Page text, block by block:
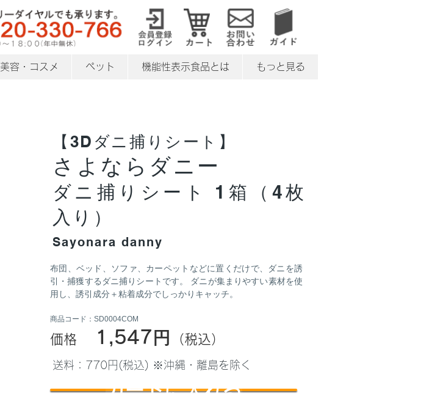
美容・コスメ ペット 機能性表示食品とは もっと見る
【3Dダニ捕りシート】
さよならダニー
ダニ捕りシート 1箱（4枚
入り）
Sayonara danny
布団、ベッド、ソファ、カーペットなどに置くだけで、ダニを誘
引・捕獲するダニ捕りシートです。 ダニが集まりやすい素材を使
用し、誘引成分＋粘着成分でしっかりキャッチ。
商品コード：SD0004COM
価格 1,547 円 （税込）
送料：770円(税込) ※沖縄・離島を除く
カートに入れる